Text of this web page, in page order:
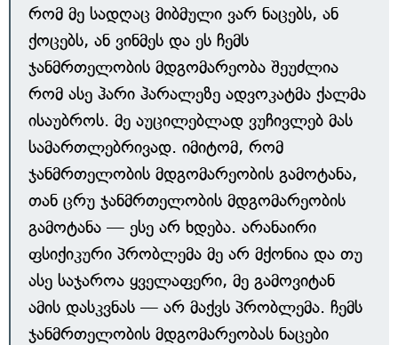
რომ მე სადღაც მიბმული ვარ ნაცებს, ან
ქოცებს, ან ვინმეს და ეს ჩემს
ჯანმრთელობის მდგომარეობა შეუძლია
რომ ასე ჰარი ჰარალეზე ადვოკატმა ქალმა
ისაუბროს. მე აუცილებლად ვუჩივლებ მას
სამართლებრივად. იმიტომ, რომ
ჯანმრთელობის მდგომარეობის გამოტანა,
თან ცრუ ჯანმრთელობის მდგომარეობის
გამოტანა — ესე არ ხდება. არანაირი
ფსიქიკური პრობლემა მე არ მქონია და თუ
ასე საჯაროა ყველაფერი, მე გამოვიტან
ამის დასკვნას — არ მაქვს პრობლემა. ჩემს
ჯანმრთელობის მდგომარეობას ნაცები